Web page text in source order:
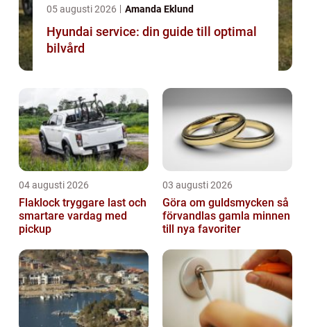
05 augusti 2026 Amanda Eklund
Hyundai service: din guide till optimal
bilvård
04 augusti 2026
Flaklock tryggare last och
smartare vardag med
pickup
03 augusti 2026
Göra om guldsmycken så
förvandlas gamla minnen
till nya favoriter